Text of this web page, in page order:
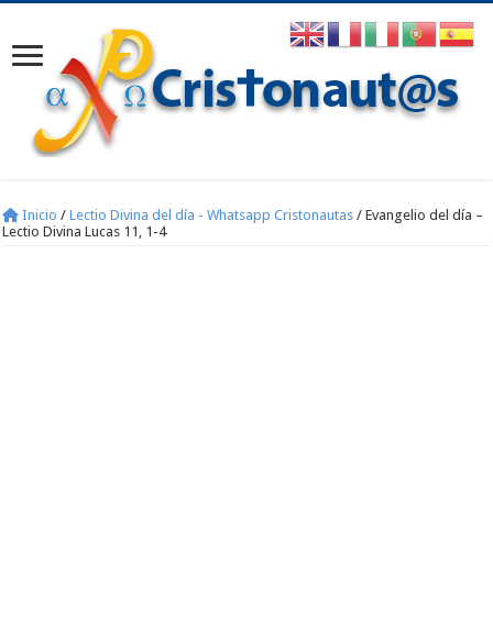
Inicio / Lectio Divina del día - Whatsapp Cristonautas / Evangelio del día –
Lectio Divina Lucas 11, 1-4